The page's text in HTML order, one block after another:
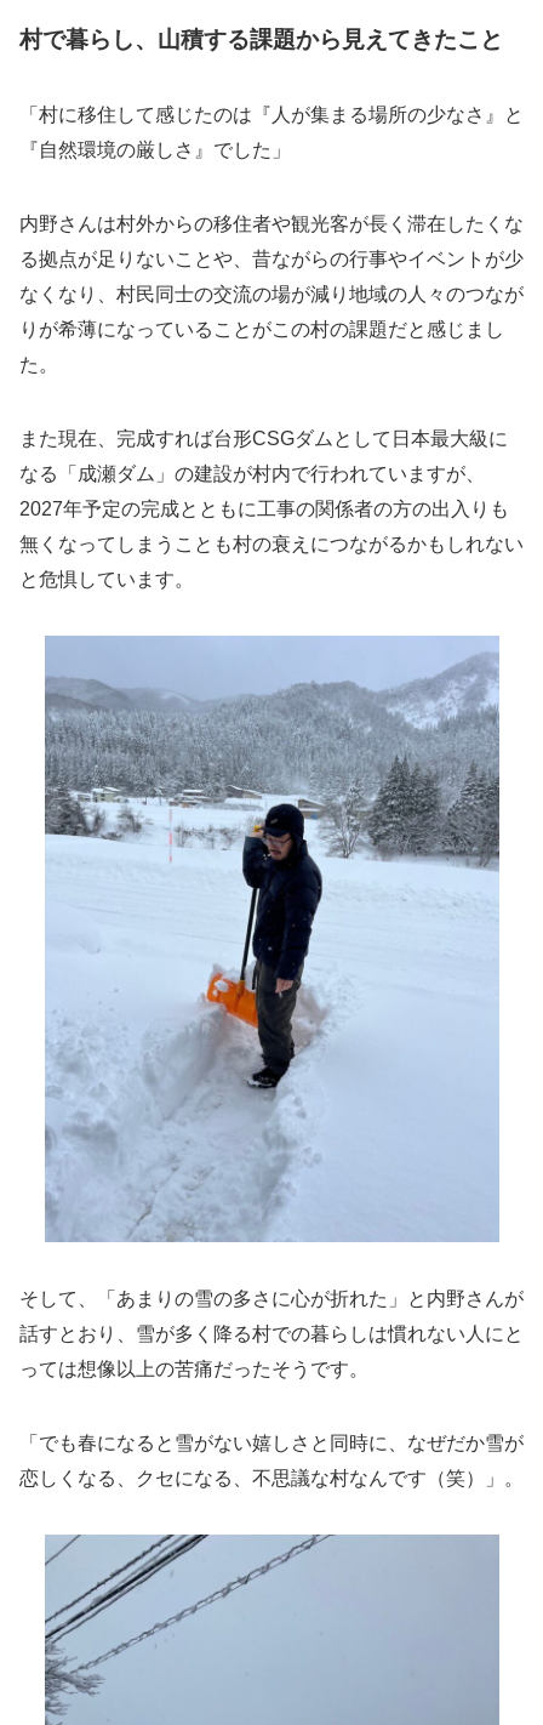
村で暮らし、山積する課題から見えてきたこと
「村に移住して感じたのは『人が集まる場所の少なさ』と
『自然環境の厳しさ』でした」
内野さんは村外からの移住者や観光客が長く滞在したくな
る拠点が足りないことや、昔ながらの行事やイベントが少
なくなり、村民同士の交流の場が減り地域の人々のつなが
りが希薄になっていることがこの村の課題だと感じまし
た。
また現在、完成すれば台形CSGダムとして日本最大級に
なる「成瀬ダム」の建設が村内で行われていますが、
2027年予定の完成とともに工事の関係者の方の出入りも
無くなってしまうことも村の衰えにつながるかもしれない
と危惧しています。
そして、「あまりの雪の多さに心が折れた」と内野さんが
話すとおり、雪が多く降る村での暮らしは慣れない人にと
っては想像以上の苦痛だったそうです。
「でも春になると雪がない嬉しさと同時に、なぜだか雪が
恋しくなる、クセになる、不思議な村なんです（笑）」。